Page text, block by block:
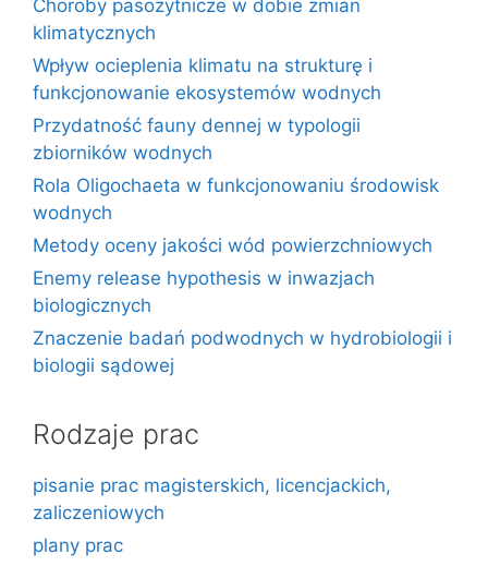
Choroby pasożytnicze w dobie zmian
klimatycznych
Wpływ ocieplenia klimatu na strukturę i
funkcjonowanie ekosystemów wodnych
Przydatność fauny dennej w typologii
zbiorników wodnych
Rola Oligochaeta w funkcjonowaniu środowisk
wodnych
Metody oceny jakości wód powierzchniowych
Enemy release hypothesis w inwazjach
biologicznych
Znaczenie badań podwodnych w hydrobiologii i
biologii sądowej
Rodzaje prac
pisanie prac magisterskich, licencjackich,
zaliczeniowych
plany prac